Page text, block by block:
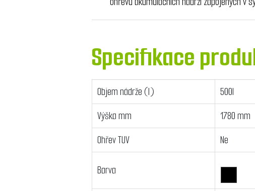
Specifikace
Objem nádrže (l)
500l
Výška mm
1780 mm
Ohřev TUV
Ne
Barva